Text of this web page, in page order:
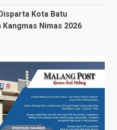
Kota Batu
Nimas 2026